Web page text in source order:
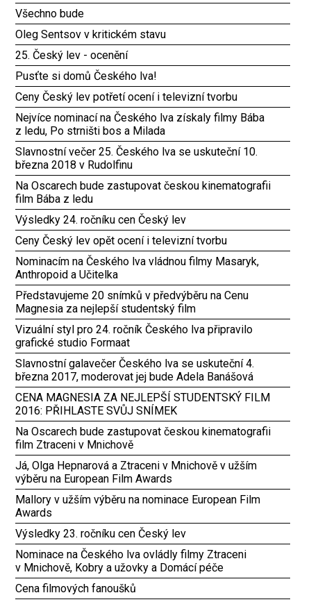
Všechno bude
Oleg Sentsov v kritickém stavu
25. Český lev - ocenění
Pusťte si domů Českého lva!
Ceny Český lev potřetí ocení i televizní tvorbu
Nejvíce nominací na Českého lva získaly filmy Bába
z ledu, Po strništi bos a Milada
Slavnostní večer 25. Českého lva se uskuteční 10.
března 2018 v Rudolfinu
Na Oscarech bude zastupovat českou kinematografii
film Bába z ledu
Výsledky 24. ročníku cen Český lev
Ceny Český lev opět ocení i televizní tvorbu
Nominacím na Českého lva vládnou filmy Masaryk,
Anthropoid a Učitelka
Představujeme 20 snímků v předvýběru na Cenu
Magnesia za nejlepší studentský film
Vizuální styl pro 24. ročník Českého lva připravilo
grafické studio Formaat
Slavnostní galavečer Českého lva se uskuteční 4.
března 2017, moderovat jej bude Adela Banášová
CENA MAGNESIA ZA NEJLEPŠÍ STUDENTSKÝ FILM
2016: PŘIHLASTE SVŮJ SNÍMEK
Na Oscarech bude zastupovat českou kinematografii
film Ztraceni v Mnichově
Já, Olga Hepnarová a Ztraceni v Mnichově v užším
výběru na European Film Awards
Mallory v užším výběru na nominace European Film
Awards
Výsledky 23. ročníku cen Český lev
Nominace na Českého lva ovládly filmy Ztraceni
v Mnichově, Kobry a užovky a Domácí péče
Cena filmových fanoušků